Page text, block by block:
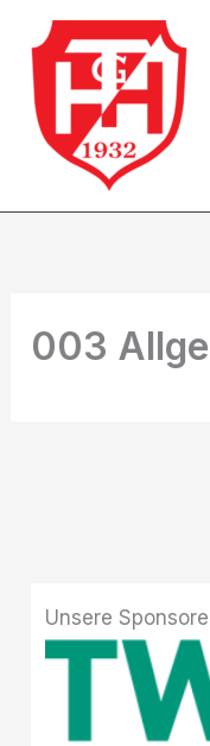
Inhalt
springen
003
Unsere